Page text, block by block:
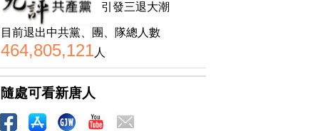
引發三退大潮
目前退出中共黨、團、隊總人數
464,805,121人
隨處可看新唐人